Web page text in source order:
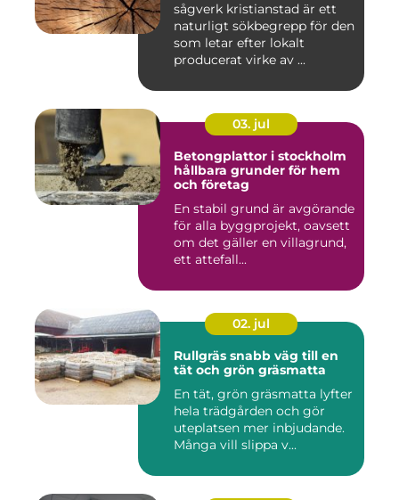
sågverk kristianstad är ett
naturligt sökbegrepp för den
som letar efter lokalt
producerat virke av ...
03. jul
Betongplattor i stockholm
hållbara grunder för hem
och företag
En stabil grund är avgörande
för alla byggprojekt, oavsett
om det gäller en villagrund,
ett attefall...
02. jul
Rullgräs snabb väg till en
tät och grön gräsmatta
En tät, grön gräsmatta lyfter
hela trädgården och gör
uteplatsen mer inbjudande.
Många vill slippa v...